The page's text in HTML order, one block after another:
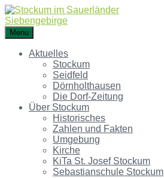
Menu
Aktuelles
Stockum
Seidfeld
Dörnholthausen
Die Dorf-Zeitung
Über Stockum
Historisches
Zahlen und Fakten
Umgebung
Kirche
KiTa St. Josef Stockum
Sebastianschule Stockum